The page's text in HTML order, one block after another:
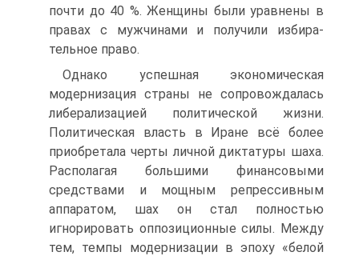
почти до 40 %. Женщины были уравнены в
правах с мужчинами и получили избира­
тельное право.
Однако успешная экономическая
модернизация страны не сопровождалась
либерализацией политической жизни.
Политическая власть в Иране всё более
приобретала черты личной диктатуры шаха.
Располагая большими финансо­выми
средствами и мощным репрессивным
аппаратом, шах он стал полностью
игнорировать оппозиционные силы. Между
тем, темпы модернизации в эпоху «белой